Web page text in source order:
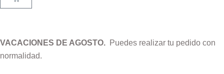
VACACIONES DE AGOSTO. Puedes realizar tu pedido con
normalidad.